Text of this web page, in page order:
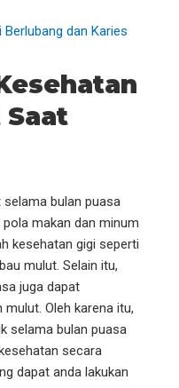
dan Karies
bulan puasa
makan dan minum
kesehatan gigi seperti
mulut. Selain itu,
juga dapat
Oleh karena itu,
selama bulan puasa
secara
dapat anda lakukan